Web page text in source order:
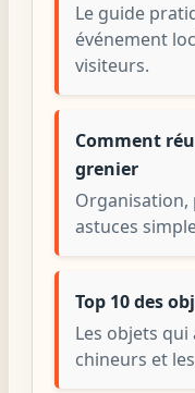
Le guide
événement
visiteurs.
Comment
grenier
astuces
Top 10 des
Les objets
chineurs et